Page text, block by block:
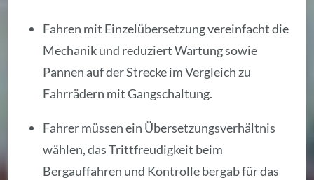
Fahren mit Einzelübersetzung vereinfacht die
Mechanik und reduziert Wartung sowie
Pannen auf der Strecke im Vergleich zu
Fahrrädern mit Gangschaltung.
Fahrer müssen ein Übersetzungsverhältnis
wählen, das Trittfreudigkeit beim
Bergauffahren und Kontrolle bergab für das